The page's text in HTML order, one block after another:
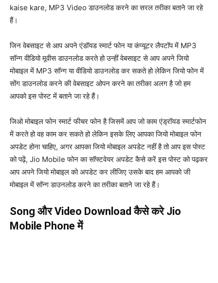
kaise kare, MP3 Video डाउनलोड करने का सरल तरीका बताने जा रहे
हैं।
जिन वेबसाइट से आप अपने एंडॉयड स्मार्ट फोन या कंप्यूटर लैपटॉप में MP3
सॉन्ग वीडियो मूवीस डाउनलोड करते हो उन्हीं वेबसाइट से आप अपने जियो
मोबाइल में MP3 सॉन्ग या वीडियो डाउनलोड कर सकते हो लेकिन जियो फोन में
सोंग डाउनलोड करने की वेबसाइट ओपन करने का तरीका अलग है जो हम
आपको इस पोस्ट में बताने जा रहे हैं।
जिओ मोबाइल फोन स्मार्ट फीचर फोन है जिसमें आप जो काम एंड्रॉयड स्मार्टफोन
में करते हो वह काम कर सकते हो लेकिन इसके लिए आपका जियो मोबाइल फोन
अपडेट होना चाहिए, अगर आपका जियो मोबाइल अपडेट नहीं है तो आप इस पोस्ट
को पढ़ें, Jio Mobile फोन का सॉफ्टवेयर अपडेट कैसे करें इस पोस्ट को पढ़कर
आप अपने जियो मोबाइल को अपडेट कर लीजिए उसके बाद हम आपको जी
मोबाइल में सॉन्ग डाउनलोड करने का तरीका बताने जा रहे हैं।
Song और Video Download कैसे करे Jio
Mobile Phone में